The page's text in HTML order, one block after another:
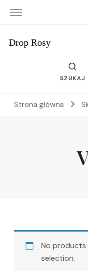
Drop Rosy
SZUKAJ
Strona główna
No products
selection.